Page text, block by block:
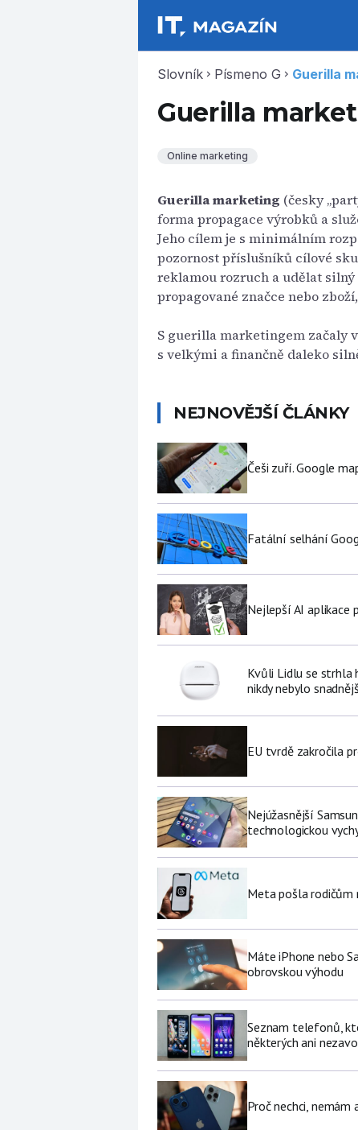
Slovník chevron_right Písmeno G chevron_right Guerilla
Guerilla
Online marketing
Guerilla marketing (česky
forma propagace výrobků a
Jeho cílem je s minimálním
pozornost příslušníků cílové
reklamou rozruch a udělat silný
propagované značce nebo
S guerilla marketingem začaly
s velkými a finančně daleko
NEJNOVĚJŠÍ ČLÁNKY
Češi zuří. Google
Fatální selhání
Nejlepší AI aplikace
Kvůli Lidlu se strhla
nikdy nebylo
EU tvrdě zakročila
Nejúžasnější
technologickou
Meta pošla rodičům
Máte iPhone nebo
obrovskou výhodu
Seznam telefonů,
některých ani
Proč nechci, nemám